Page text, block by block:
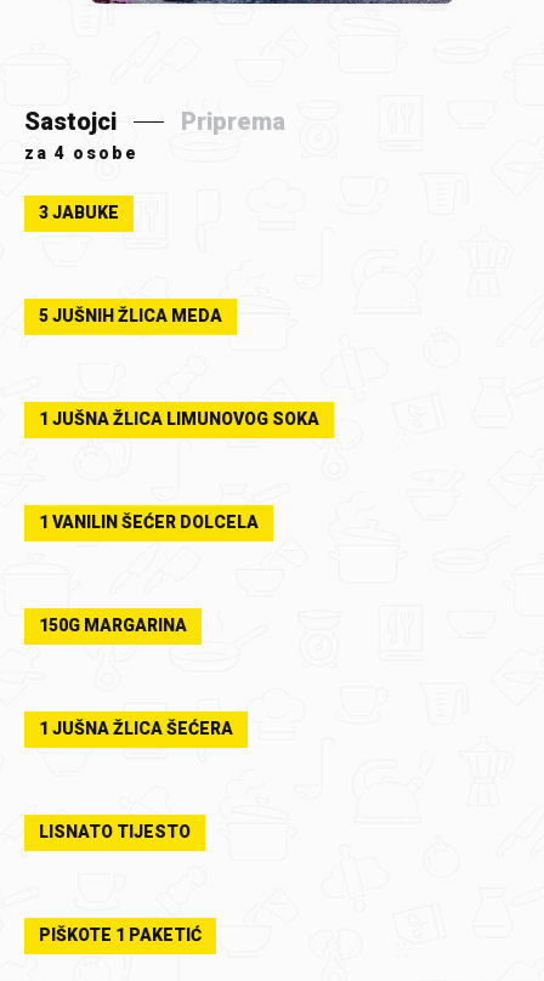
Sastojci Priprema
za 4 osobe
3 JABUKE
5 JUŠNIH ŽLICA MEDA
1 JUŠNA ŽLICA LIMUNOVOG SOKA
1 VANILIN ŠEĆER DOLCELA
150G MARGARINA
1 JUŠNA ŽLICA ŠEĆERA
LISNATO TIJESTO
PIŠKOTE 1 PAKETIĆ